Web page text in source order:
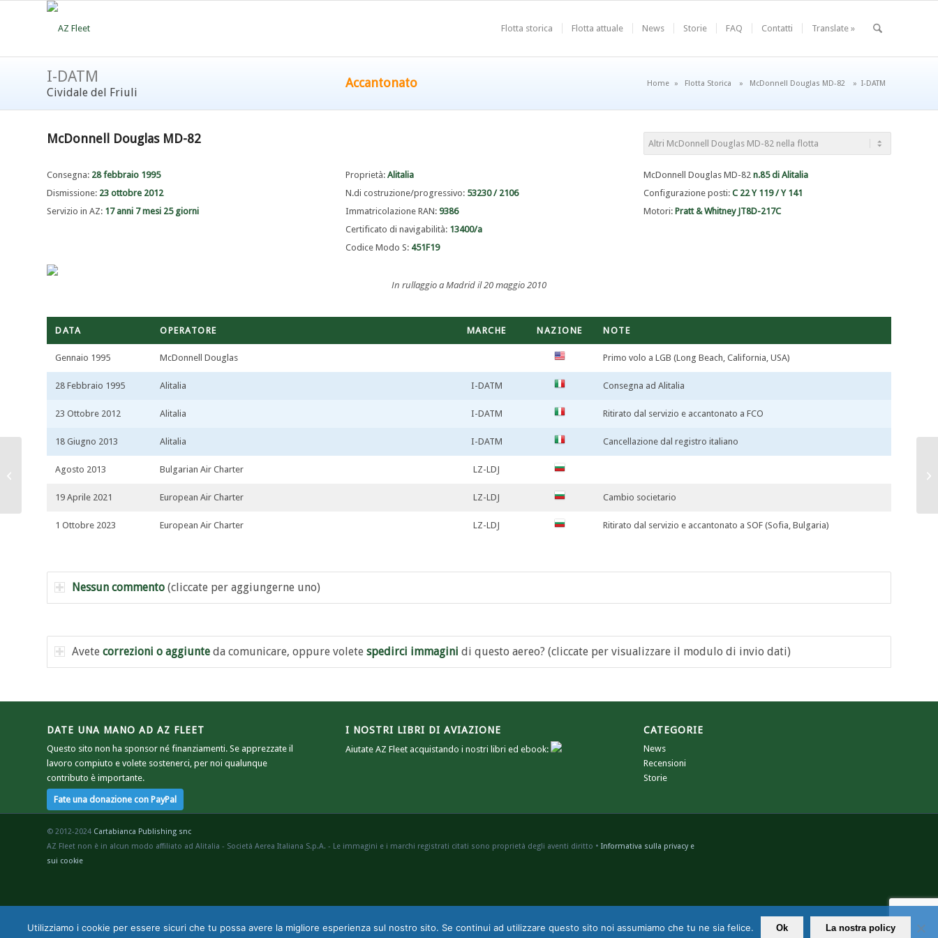
Flotta storica Flotta attuale News Storie FAQ Contatti Translate »
I-DATM
Cividale del Friuli
Accantonato Home » Flotta Storica » McDonnell Douglas MD-82 » I-DATM
McDonnell Douglas MD-82
Consegna: 28 febbraio 1995
Dismissione: 23 ottobre 2012
Servizio in AZ: 17 anni 7 mesi 25 giorni
Proprietà: Alitalia
N.di costruzione/progressivo: 53230 / 2106
Immatricolazione RAN: 9386
Certificato di navigabilità: 13400/a
Codice Modo S: 451F19
McDonnell Douglas MD-82n.85 di Alitalia
Configurazione posti:C 22 Y 119 / Y 141
Motori: Pratt & Whitney JT8D-217C
In rullaggio a Madrid il 20 maggio 2010
DATA OPERATORE MARCHE NAZIONE NOTE
Gennaio 1995 McDonnell Douglas Primo volo a LGB (Long Beach, California, USA)
28 Febbraio 1995 Alitalia I-DATM Consegna ad Alitalia
23 Ottobre 2012 Alitalia I-DATM Ritirato dal servizio e accantonato a FCO
18 Giugno 2013 Alitalia I-DATM Cancellazione dal registro italiano
Agosto 2013 Bulgarian Air Charter LZ-LDJ
19 Aprile 2021 European Air Charter LZ-LDJ Cambio societario
1 Ottobre 2023 European Air Charter LZ-LDJ Ritirato dal servizio e accantonato a SOF (Sofia, Bulgaria)
Nessun commento (cliccate per aggiungerne uno)
Avete correzioni o aggiunte da comunicare, oppure volete spedirci immagini di questo aereo? (cliccate per visualizzare il modulo di invio dati)
DATE UNA MANO AD AZ FLEET
Questo sito non ha sponsor né finanziamenti. Se apprezzate il
lavoro compiuto e volete sostenerci, per noi qualunque
contributo è importante.
I NOSTRI LIBRI DI AVIAZIONE
Aiutate AZ Fleet acquistando i nostri libri ed ebook:
CATEGORIE
News
Recensioni
Storie
© 2012-2024 Cartabianca Publishing snc
AZ Fleet non è in alcun modo affiliato ad Alitalia - Società Aerea Italiana S.p.A. - Le immagini e i marchi registrati citati sono proprietà degli aventi diritto • Informativa sulla privacy e
sui cookie
Utilizziamo i cookie per essere sicuri che tu possa avere la migliore esperienza sul nostro sito. Se continui ad utilizzare questo sito noi assumiamo che tu ne sia felice. Ok La nostra policy